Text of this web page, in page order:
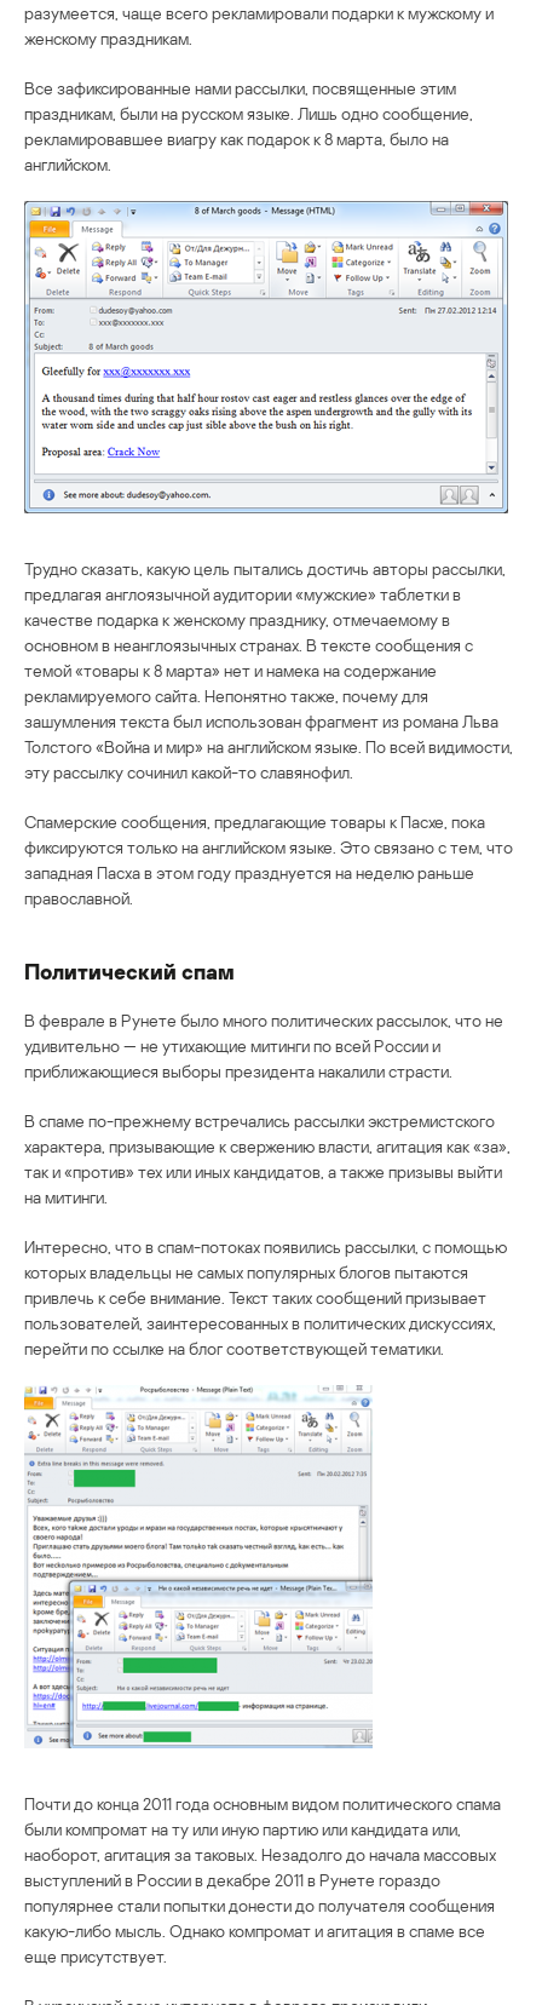
разумеется, чаще всего рекламировали подарки к мужскому и
женскому праздникам.
Все зафиксированные нами рассылки, посвященные этим
праздникам, были на русском языке. Лишь одно сообщение,
рекламировавшее виагру как подарок к 8 марта, было на
английском.
Трудно сказать, какую цель пытались достичь авторы рассылки,
предлагая англоязычной аудитории «мужские» таблетки в
качестве подарка к женскому празднику, отмечаемому в
основном в неанглоязычных странах. В тексте сообщения с
темой «товары к 8 марта» нет и намека на содержание
рекламируемого сайта. Непонятно также, почему для
зашумления текста был использован фрагмент из романа Льва
Толстого «Война и мир» на английском языке. По всей видимости,
эту рассылку сочинил какой-то славянофил.
Спамерские сообщения, предлагающие товары к Пасхе, пока
фиксируются только на английском языке. Это связано с тем, что
западная Пасха в этом году празднуется на неделю раньше
православной.
Политический спам
В феврале в Рунете было много политических рассылок, что не
удивительно — не утихающие митинги по всей России и
приближающиеся выборы президента накалили страсти.
В спаме по-прежнему встречались рассылки экстремистского
характера, призывающие к свержению власти, агитация как «за»,
так и «против» тех или иных кандидатов, а также призывы выйти
на митинги.
Интересно, что в спам-потоках появились рассылки, с помощью
которых владельцы не самых популярных блогов пытаются
привлечь к себе внимание. Текст таких сообщений призывает
пользователей, заинтересованных в политических дискуссиях,
перейти по ссылке на блог соответствующей тематики.
Почти до конца 2011 года основным видом политического спама
были компромат на ту или иную партию или кандидата или,
наоборот, агитация за таковых. Незадолго до начала массовых
выступлений в России в декабре 2011 в Рунете гораздо
популярнее стали попытки донести до получателя сообщения
какую-либо мысль. Однако компромат и агитация в спаме все
еще присутствует.